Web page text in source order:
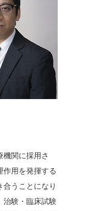
関に採用さ
作用を発揮する
合うことになり
治験・臨床試験